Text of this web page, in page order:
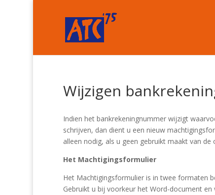
Wijzigen
Indien het bankrekeningnummer wijzigt
schrijven, dan dient u een nieuw
alleen nodig, als u geen gebruikt maakt van de
Het Machtigingsformulier
Het Machtigingsformulier is in twee formaten
Gebruikt u bij voorkeur het Word-document